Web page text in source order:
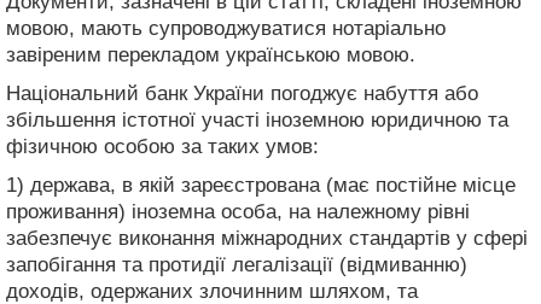
мовою, мають супроводжуватися нотаріально
завіреним перекладом українською мовою.
Національний банк України погоджує набуття або
збільшення істотної участі іноземною юридичною та
фізичною особою за таких умов:
1) держава, в якій зареєстрована (має постійне місце
проживання) іноземна особа, на належному рівні
забезпечує виконання міжнародних стандартів у сфері
запобігання та протидії легалізації (відмиванню)
доходів, одержаних злочинним шляхом, та